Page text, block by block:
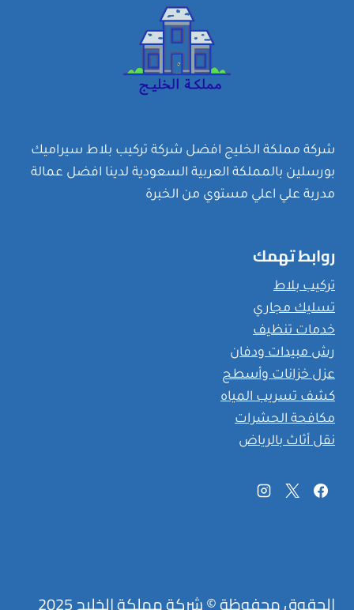
شركة مملكة الخليج افضل شركة تركيب بلاط سيراميك
بورسلين بالمملكة العربية السعودية لدينا افضل عمالة
مدربة علي اعلي مستوي من الخبرة
روابط تهمك
تركيب بلاط
تسليك مجاري
خدمات تنظيف
رش مبيدات ودفان
عزل خزانات وأسطح
كشف تسريب المياه
مكافحة الحشرات
نقل أثاث بالرياض
الحقوق محفوظة © شركة مملكة الخليج 2025